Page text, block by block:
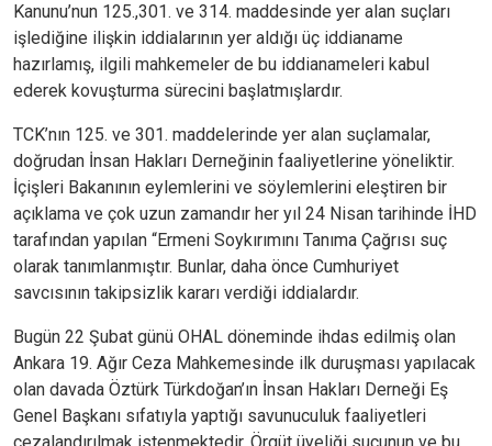
Kanunu’nun 125.,301. ve 314. maddesinde yer alan suçları
işlediğine ilişkin iddialarının yer aldığı üç iddianame
hazırlamış, ilgili mahkemeler de bu iddianameleri kabul
ederek kovuşturma sürecini başlatmışlardır.
TCK’nın 125. ve 301. maddelerinde yer alan suçlamalar,
doğrudan İnsan Hakları Derneğinin faaliyetlerine yöneliktir.
İçişleri Bakanının eylemlerini ve söylemlerini eleştiren bir
açıklama ve çok uzun zamandır her yıl 24 Nisan tarihinde İHD
tarafından yapılan “Ermeni Soykırımını Tanıma Çağrısı suç
olarak tanımlanmıştır. Bunlar, daha önce Cumhuriyet
savcısının takipsizlik kararı verdiği iddialardır.
Bugün 22 Şubat günü OHAL döneminde ihdas edilmiş olan
Ankara 19. Ağır Ceza Mahkemesinde ilk duruşması yapılacak
olan davada Öztürk Türkdoğan’ın İnsan Hakları Derneği Eş
Genel Başkanı sıfatıyla yaptığı savunuculuk faaliyetleri